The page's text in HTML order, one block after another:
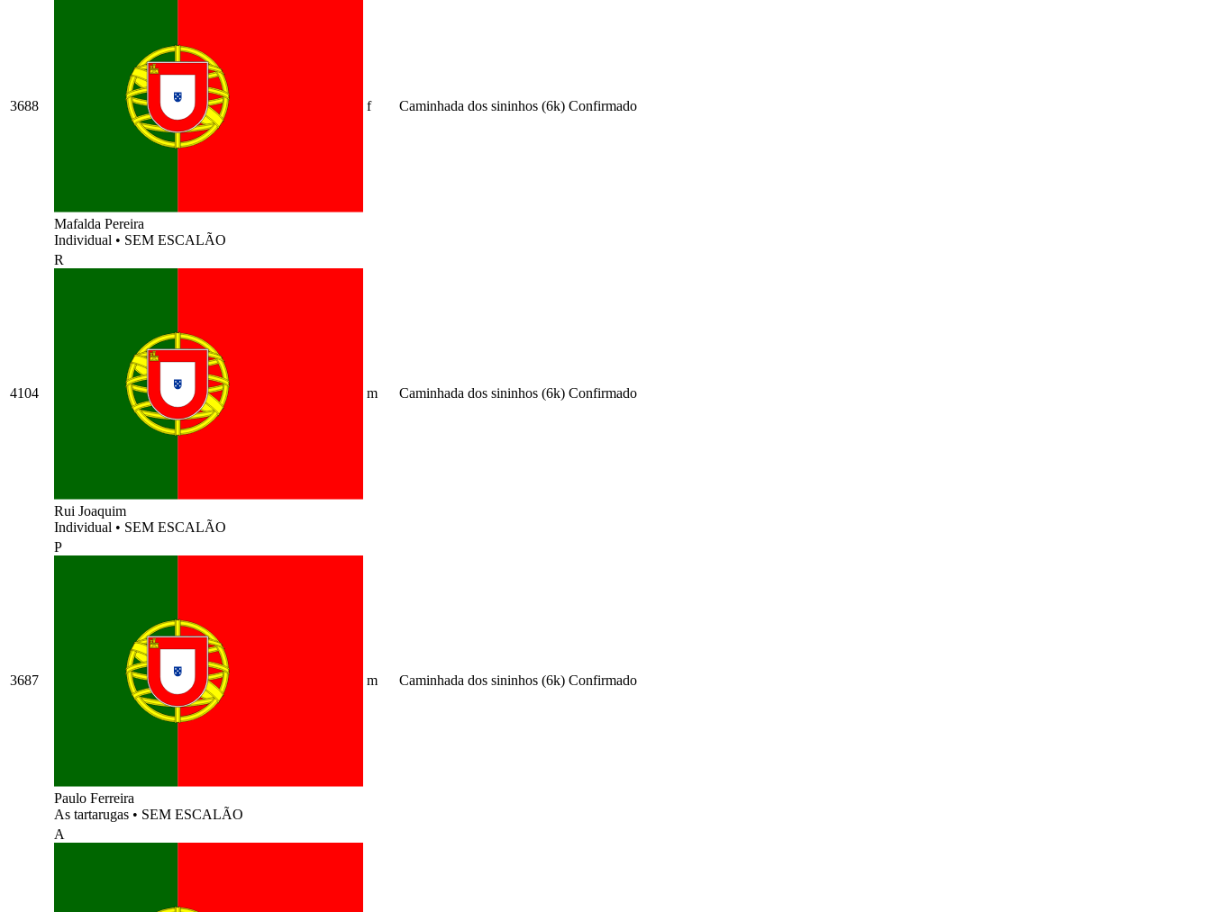
3688
Mafalda Pereira
Individual • SEM ESCALÃO
f Caminhada dos sininhos (6k) Confirmado
4104
R
Rui Joaquim
Individual • SEM ESCALÃO
m Caminhada dos sininhos (6k) Confirmado
3687
P
Paulo Ferreira
As tartarugas • SEM ESCALÃO
m Caminhada dos sininhos (6k) Confirmado
A